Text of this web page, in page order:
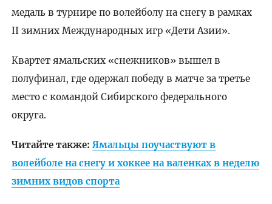
медаль в турнире по волейболу на снегу в рамках
II зимних Международных игр «Дети Азии».
Квартет ямальских «снежников» вышел в
полуфинал, где одержал победу в матче за третье
место с командой Сибирского федерального
округа.
Читайте также: Ямальцы поучаствуют в
волейболе на снегу и хоккее на валенках в неделю
зимних видов спорта